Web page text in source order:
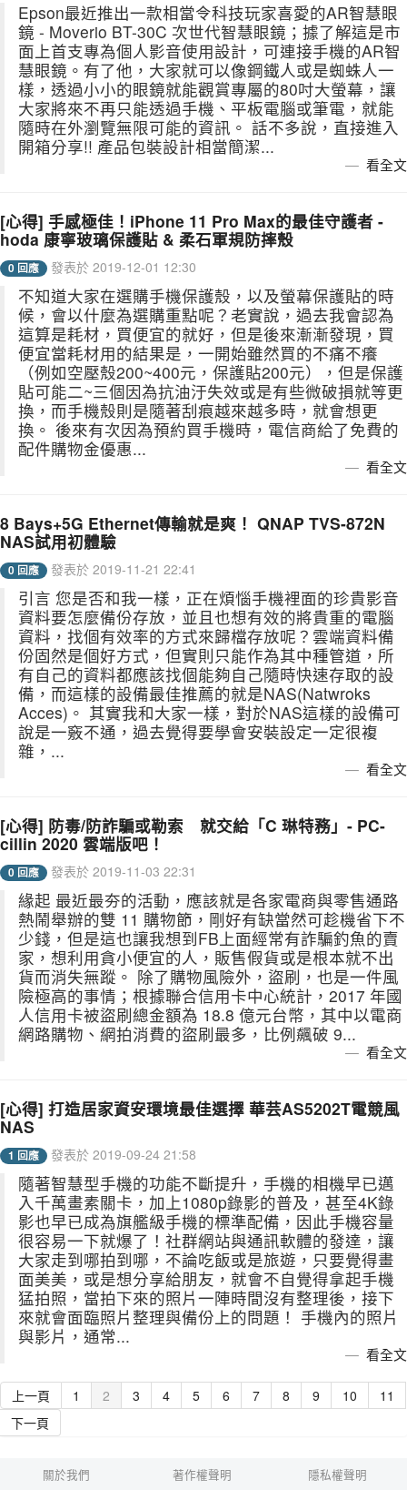
Epson最近推出一款相當令科技玩家喜愛的AR智慧眼
鏡 - Moverio BT-30C 次世代智慧眼鏡；據了解這是市
面上首支專為個人影音使用設計，可連接手機的AR智
慧眼鏡。有了他，大家就可以像鋼鐵人或是蜘蛛人一
樣，透過小小的眼鏡就能觀賞專屬的80吋大螢幕，讓
大家將來不再只能透過手機、平板電腦或筆電，就能
隨時在外瀏覽無限可能的資訊。 話不多說，直接進入
開箱分享!! 產品包裝設計相當簡潔...
看全文
[心得] 手感極佳！iPhone 11 Pro Max的最佳守護者 -
hoda 康寧玻璃保護貼 & 柔石軍規防摔殼
0 回應 發表於 2019-12-01 12:30
不知道大家在選購手機保護殼，以及螢幕保護貼的時
候，會以什麼為選購重點呢？老實說，過去我會認為
這算是耗材，買便宜的就好，但是後來漸漸發現，買
便宜當耗材用的結果是，一開始雖然買的不痛不癢
（例如空壓殼200~400元，保護貼200元），但是保護
貼可能二~三個因為抗油汙失效或是有些微破損就等更
換，而手機殼則是隨著刮痕越來越多時，就會想更
換。 後來有次因為預約買手機時，電信商給了免費的
配件購物金優惠...
看全文
8 Bays+5G Ethernet傳輸就是爽！ QNAP TVS-872N
NAS試用初體驗
0 回應 發表於 2019-11-21 22:41
引言 您是否和我一樣，正在煩惱手機裡面的珍貴影音
資料要怎麼備份存放，並且也想有效的將貴重的電腦
資料，找個有效率的方式來歸檔存放呢？雲端資料備
份固然是個好方式，但實則只能作為其中種管道，所
有自己的資料都應該找個能夠自己隨時快速存取的設
備，而這樣的設備最佳推薦的就是NAS(Natwroks
Acces)。 其實我和大家一樣，對於NAS這樣的設備可
說是一竅不通，過去覺得要學會安裝設定一定很複
雜，...
看全文
[心得] 防毒/防詐騙或勒索 就交給「C 琳特務」- PC-
cillin 2020 雲端版吧！
0 回應 發表於 2019-11-03 22:31
緣起 最近最夯的活動，應該就是各家電商與零售通路
熱鬧舉辦的雙 11 購物節，剛好有缺當然可趁機省下不
少錢，但是這也讓我想到FB上面經常有詐騙釣魚的賣
家，想利用貪小便宜的人，販售假貨或是根本就不出
貨而消失無蹤。 除了購物風險外，盜刷，也是一件風
險極高的事情；根據聯合信用卡中心統計，2017 年國
人信用卡被盜刷總金額為 18.8 億元台幣，其中以電商
網路購物、網拍消費的盜刷最多，比例飆破 9...
看全文
[心得] 打造居家資安環境最佳選擇 華芸AS5202T電競風
NAS
1 回應 發表於 2019-09-24 21:58
隨著智慧型手機的功能不斷提升，手機的相機早已邁
入千萬畫素關卡，加上1080p錄影的普及，甚至4K錄
影也早已成為旗艦級手機的標準配備，因此手機容量
很容易一下就爆了！社群網站與通訊軟體的發達，讓
大家走到哪拍到哪，不論吃飯或是旅遊，只要覺得畫
面美美，或是想分享給朋友，就會不自覺得拿起手機
猛拍照，當拍下來的照片一陣時間沒有整理後，接下
來就會面臨照片整理與備份上的問題！ 手機內的照片
與影片，通常...
看全文
上一頁 1 2 3 4 5 6 7 8 9 10
11
下一頁
關於我們 著作權聲明 隱私權聲明